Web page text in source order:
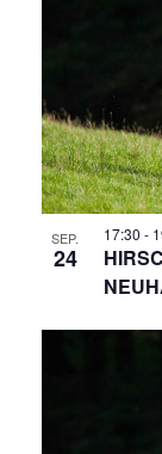
SEP.
24
17:30 -